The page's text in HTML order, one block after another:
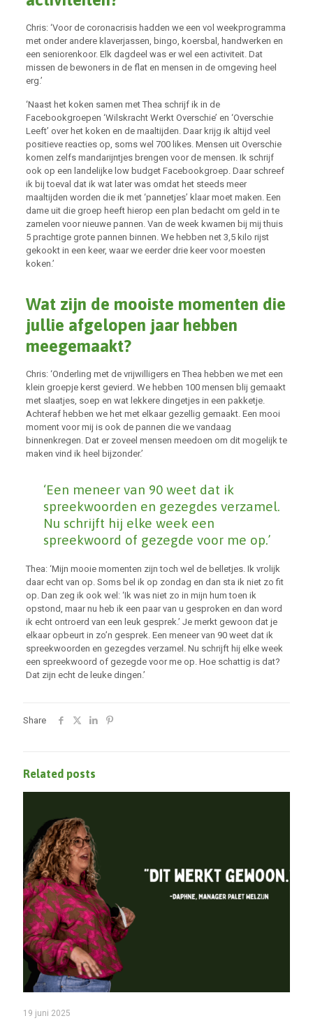
Chris: ‘Voor de coronacrisis hadden we een vol weekprogramma
met onder andere klaverjassen, bingo, koersbal, handwerken en
een seniorenkoor. Elk dagdeel was er wel een activiteit. Dat
missen de bewoners in de flat en mensen in de omgeving heel
erg.’
‘Naast het koken samen met Thea schrijf ik in de
Facebookgroepen ‘Wilskracht Werkt Overschie’ en ‘Overschie
Leeft’ over het koken en de maaltijden. Daar krijg ik altijd veel
positieve reacties op, soms wel 700 likes. Mensen uit Overschie
komen zelfs mandarijntjes brengen voor de mensen. Ik schrijf
ook op een landelijke low budget Facebookgroep. Daar schreef
ik bij toeval dat ik wat later was omdat het steeds meer
maaltijden worden die ik met ‘pannetjes’ klaar moet maken. Een
dame uit die groep heeft hierop een plan bedacht om geld in te
zamelen voor nieuwe pannen. Van de week kwamen bij mij thuis
5 prachtige grote pannen binnen. We hebben net 3,5 kilo rijst
gekookt in een keer, waar we eerder drie keer voor moesten
koken.’
Wat zijn de mooiste momenten die
jullie afgelopen jaar hebben
meegemaakt?
Chris: ‘Onderling met de vrijwilligers en Thea hebben we met een
klein groepje kerst gevierd. We hebben 100 mensen blij gemaakt
met slaatjes, soep en wat lekkere dingetjes in een pakketje.
Achteraf hebben we het met elkaar gezellig gemaakt. Een mooi
moment voor mij is ook de pannen die we vandaag
binnenkregen. Dat er zoveel mensen meedoen om dit mogelijk te
maken vind ik heel bijzonder.’
‘Een meneer van 90 weet dat ik
spreekwoorden en gezegdes verzamel.
Nu schrijft hij elke week een
spreekwoord of gezegde voor me op.’
Thea: ‘Mijn mooie momenten zijn toch wel de belletjes. Ik vrolijk
daar echt van op. Soms bel ik op zondag en dan sta ik niet zo fit
op. Dan zeg ik ook wel: ‘Ik was niet zo in mijn hum toen ik
opstond, maar nu heb ik een paar van u gesproken en dan word
ik echt ontroerd van een leuk gesprek.’ Je merkt gewoon dat je
elkaar opbeurt in zo’n gesprek. Een meneer van 90 weet dat ik
spreekwoorden en gezegdes verzamel. Nu schrijft hij elke week
een spreekwoord of gezegde voor me op. Hoe schattig is dat?
Dat zijn echt de leuke dingen.’
Share
Related posts
19 juni 2025